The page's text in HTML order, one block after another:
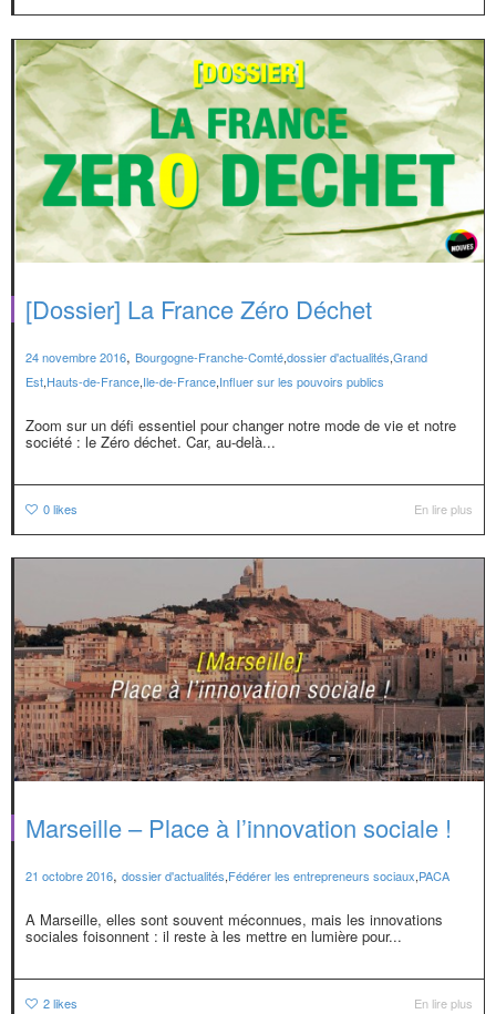
[Dossier] La France Zéro Déchet
24 novembre 2016, Bourgogne-Franche-Comté,dossier d'actualités,Grand
Est,Hauts-de-France,Ile-de-France,Influer sur les pouvoirs publics
Zoom sur un défi essentiel pour changer notre mode de vie et notre
société : le Zéro déchet. Car, au-delà...
0likes En lire plus
Marseille – Place à l’innovation sociale !
21 octobre 2016, dossier d'actualités,Fédérer les entrepreneurs sociaux,PACA
A Marseille, elles sont souvent méconnues, mais les innovations
sociales foisonnent : il reste à les mettre en lumière pour...
2likes En lire plus